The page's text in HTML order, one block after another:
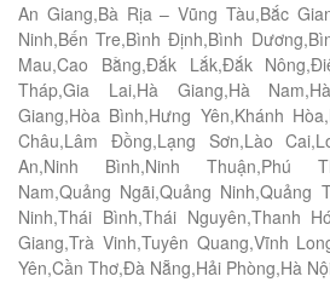
An Giang,Bà Rịa – Vũng Tàu,Bắc
Ninh,Bến Tre,Bình Định,Bình
Mau,Cao Bằng,Đắk Lắk,Đắk
Tháp,Gia Lai,Hà Giang,Hà
Giang,Hòa Bình,Hưng Yên,Khánh
Châu,Lâm Đồng,Lạng Sơn,Lào
An,Ninh Bình,Ninh Thuận,Phú
Nam,Quảng Ngãi,Quảng Ninh,Quảng
Ninh,Thái Bình,Thái Nguyên,Thanh
Giang,Trà Vinh,Tuyên Quang,Vĩnh
Yên,Cần Thơ,Đà Nẵng,Hải Phòng,Hà